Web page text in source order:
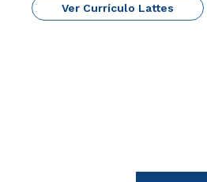
Ver Currículo Lattes